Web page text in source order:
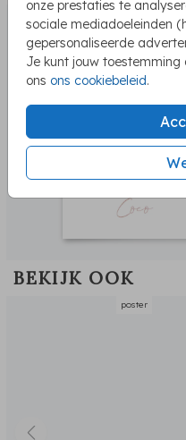
onze prestaties te
sociale mediadoeleinden
gepersonaliseerde
Je kunt jouw
ons ons cookiebeleid.
BEKIJK OOK
poster